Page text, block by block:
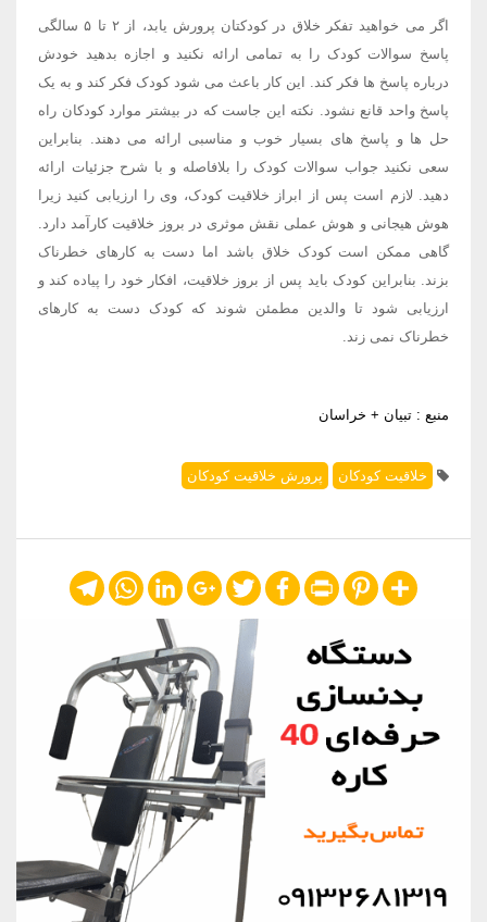
اگر می خواهید تفکر خلاق در کودکتان پرورش یابد، از ۲ تا ۵ سالگی
پاسخ سوالات کودک را به تمامی ارائه نکنید و اجازه بدهید خودش
درباره پاسخ ها فکر کند. این کار باعث می شود کودک فکر کند و به یک
پاسخ واحد قانع نشود. نکته این جاست که در بیشتر موارد کودکان راه
حل ها و پاسخ های بسیار خوب و مناسبی ارائه می دهند. بنابراین
سعی نکنید جواب سوالات کودک را بلافاصله و با شرح جزئیات ارائه
دهید. لازم است پس از ابراز خلاقیت کودک، وی را ارزیابی کنید زیرا
هوش هیجانی و هوش عملی نقش موثری در بروز خلاقیت کارآمد دارد.
گاهی ممکن است کودک خلاق باشد اما دست به کارهای خطرناک
بزند. بنابراین کودک باید پس از بروز خلاقیت، افکار خود را پیاده کند و
ارزیابی شود تا والدین مطمئن شوند که کودک دست به کارهای
خطرناک نمی زند.
منبع : تبیان + خراسان
خلاقیت کودکان پرورش خلاقیت کودکان
Share
Pinterest
Print
Facebook
Twitter
Google+
LinkedIn
WhatsApp
Telegram